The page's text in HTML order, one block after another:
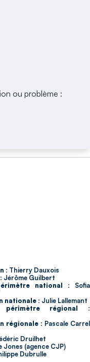
ou problème :
: Thierry Dauxois
Jérôme Guilbert
national : Sofia
nationale : Julie Lallemant
périmètre régional :
régionale : Pascale Carrel
Druilhet
Jones (agence CJP)
Dubrulle